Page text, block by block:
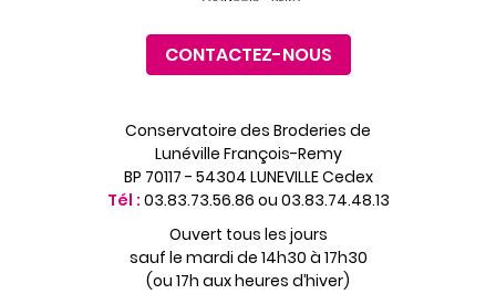
CONTACTEZ-NOUS
Conservatoire des Broderies de
Lunéville François-Remy
BP 70117 - 54304 LUNEVILLE Cedex
Tél : 03.83.73.56.86 ou 03.83.74.48.13
Ouvert tous les jours
sauf le mardi de 14h30 à 17h30
(ou 17h aux heures d’hiver)